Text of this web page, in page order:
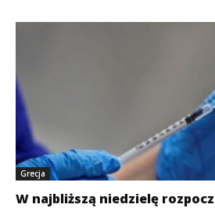
Grecja
W najbliższą niedzielę